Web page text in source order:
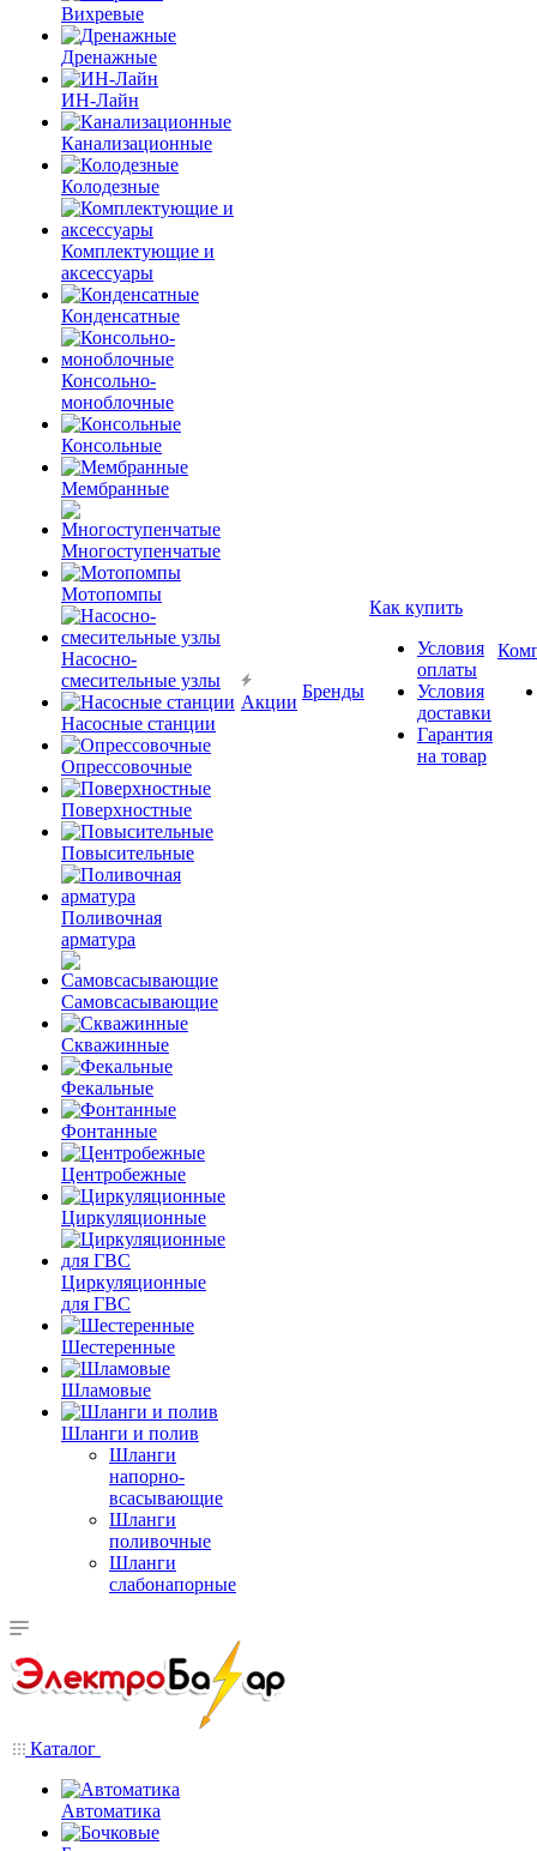
Вихревые
Дренажные
ИН-Лайн
Канализационные
Колодезные
Комплектующие и
аксессуары
Конденсатные
Консольно-
моноблочные
Консольные
Мембранные
Многоступенчатые
Мотопомпы
Насосно-
смесительные узлы
Насосные станции
Опрессовочные
Поверхностные
Повысительные
Поливочная
арматура
Самовсасывающие
Скважинные
Фекальные
Фонтанные
Центробежные
Циркуляционные
Циркуляционные
для ГВС
Шестеренные
Шламовые
Шланги и полив
Шланги
напорно-
всасывающие
Шланги
поливочные
Шланги
слабонапорные
Акции
Бренды
Как купить
Условия
оплаты
Условия
доставки
Гарантия
на товар
Каталог
Автоматика